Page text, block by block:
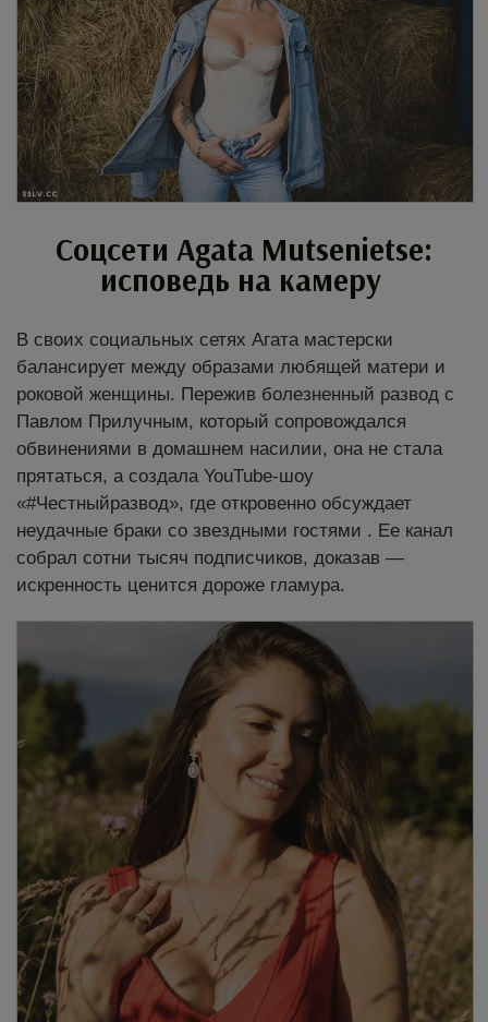
Соцсети Agata Mutsenietse:
исповедь на камеру
В своих социальных сетях Агата мастерски
балансирует между образами любящей матери и
роковой женщины. Пережив болезненный развод с
Павлом Прилучным, который сопровождался
обвинениями в домашнем насилии, она не стала
прятаться, а создала YouTube-шоу
«#Честныйразвод», где откровенно обсуждает
неудачные браки со звездными гостями . Ее канал
собрал сотни тысяч подписчиков, доказав —
искренность ценится дороже гламура.